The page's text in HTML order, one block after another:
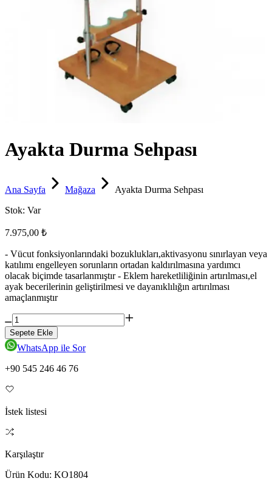
Ayakta Durma Sehpası
Ana Sayfa Mağaza
Ayakta Durma Sehpası
Stok: Var
7.975,00 ₺
- Vücut fonksiyonlarındaki bozuklukları,aktivasyonu sınırlayan veya
katılımı engelleyen sorunların ortadan kaldırılmasına yardımcı
olacak biçimde tasarlanmıştır - Eklem hareketliliğinin artırılması,el
ayak becerilerinin geliştirilmesi ve dayanıklılığın artırılması
amaçlanmıştır
Sepete Ekle
WhatsApp ile Sor
+90 545 246 46 76
İstek listesi
Karşılaştır
Ürün Kodu: KO1804